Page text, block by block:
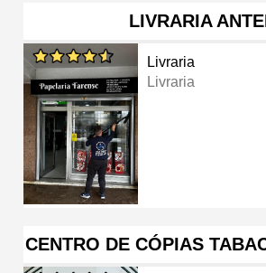
LIVRARIA
Livraria
Livraria
CENTRO DE CÓPIAS